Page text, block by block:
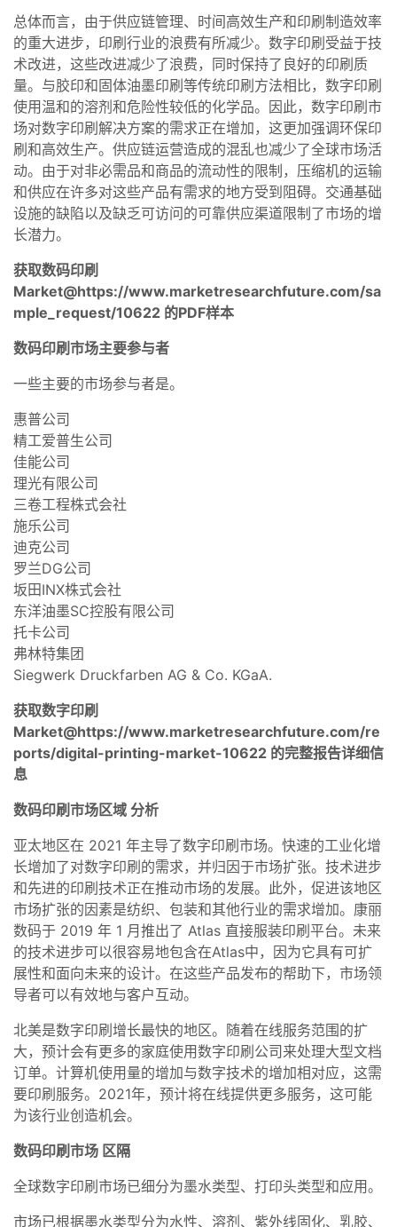
总体而言，由于供应链管理、时间高效生产和印刷制造效率
的重大进步，印刷行业的浪费有所减少。数字印刷受益于技
术改进，这些改进减少了浪费，同时保持了良好的印刷质
量。与胶印和固体油墨印刷等传统印刷方法相比，数字印刷
使用温和的溶剂和危险性较低的化学品。因此，数字印刷市
场对数字印刷解决方案的需求正在增加，这更加强调环保印
刷和高效生产。供应链运营造成的混乱也减少了全球市场活
动。由于对非必需品和商品的流动性的限制，压缩机的运输
和供应在许多对这些产品有需求的地方受到阻碍。交通基础
设施的缺陷以及缺乏可访问的可靠供应渠道限制了市场的增
长潜力。
获取数码印刷
Market@https://www.marketresearchfuture.com/sa
mple_request/10622 的PDF样本
数码印刷市场主要参与者
一些主要的市场参与者是。
惠普公司
精工爱普生公司
佳能公司
理光有限公司
三卷工程株式会社
施乐公司
迪克公司
罗兰DG公司
坂田INX株式会社
东洋油墨SC控股有限公司
托卡公司
弗林特集团
Siegwerk Druckfarben AG & Co. KGaA.
获取数字印刷
Market@https://www.marketresearchfuture.com/re
ports/digital-printing-market-10622 的完整报告详细信
息
数码印刷市场区域 分析
亚太地区在 2021 年主导了数字印刷市场。快速的工业化增
长增加了对数字印刷的需求，并归因于市场扩张。技术进步
和先进的印刷技术正在推动市场的发展。此外，促进该地区
市场扩张的因素是纺织、包装和其他行业的需求增加。康丽
数码于 2019 年 1 月推出了 Atlas 直接服装印刷平台。未来
的技术进步可以很容易地包含在Atlas中，因为它具有可扩
展性和面向未来的设计。在这些产品发布的帮助下，市场领
导者可以有效地与客户互动。
北美是数字印刷增长最快的地区。随着在线服务范围的扩
大，预计会有更多的家庭使用数字印刷公司来处理大型文档
订单。计算机使用量的增加与数字技术的增加相对应，这需
要印刷服务。2021年，预计将在线提供更多服务，这可能
为该行业创造机会。
数码印刷市场 区隔
全球数字印刷市场已细分为墨水类型、打印头类型和应用。
市场已根据墨水类型分为水性、溶剂、紫外线固化、乳胶、